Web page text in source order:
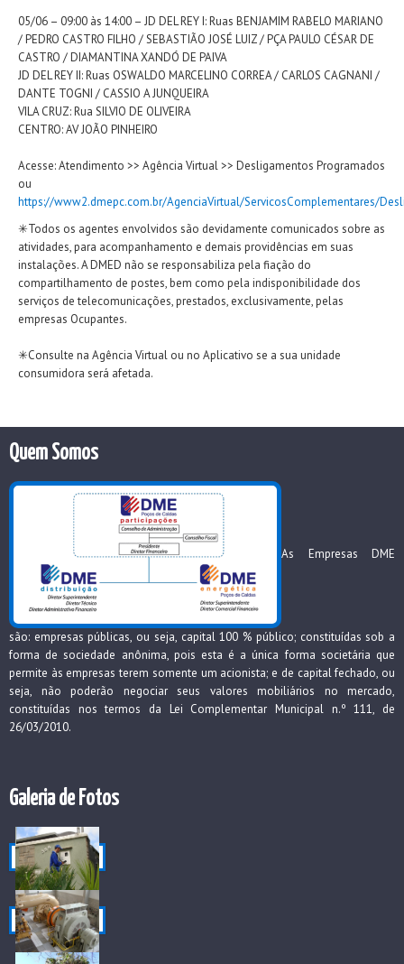
05/06 – 09:00 às 14:00 – JD DEL REY I: Ruas BENJAMIM RABELO MARIANO
/ PEDRO CASTRO FILHO / SEBASTIÃO JOSÉ LUIZ / PÇA PAULO CÉSAR DE
CASTRO / DIAMANTINA XANDÓ DE PAIVA
JD DEL REY II: Ruas OSWALDO MARCELINO CORREA / CARLOS CAGNANI /
DANTE TOGNI / CASSIO A JUNQUEIRA
VILA CRUZ: Rua SILVIO DE OLIVEIRA
CENTRO: AV JOÃO PINHEIRO
Acesse: Atendimento >> Agência Virtual >> Desligamentos Programados
ou
https://www2.dmepc.com.br/AgenciaVirtual/ServicosComplementares/
✳Todos os agentes envolvidos são devidamente comunicados sobre as
atividades, para acompanhamento e demais providências em suas
instalações. A DMED não se responsabiliza pela fiação do
compartilhamento de postes, bem como pela indisponibilidade dos
serviços de telecomunicações, prestados, exclusivamente, pelas
empresas Ocupantes.
✳Consulte na Agência Virtual ou no Aplicativo se a sua unidade
consumidora será afetada.
Quem Somos
As Empresas DME
são: empresas públicas, ou seja, capital 100 % público; constituídas sob a
forma de sociedade anônima, pois esta é a única forma societária que
permite às empresas terem somente um acionista; e de capital fechado, ou
seja, não poderão negociar seus valores mobiliários no mercado,
constituídas nos termos da Lei Complementar Municipal n.º 111, de
26/03/2010.
Galeria de Fotos